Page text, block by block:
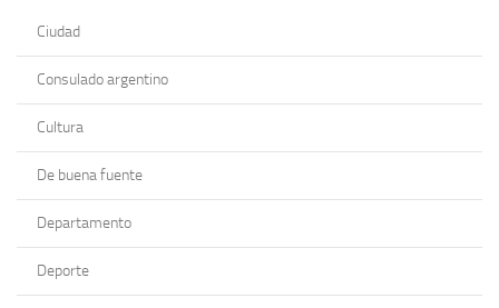
Ciudad
Consulado argentino
Cultura
De buena fuente
Departamento
Deporte